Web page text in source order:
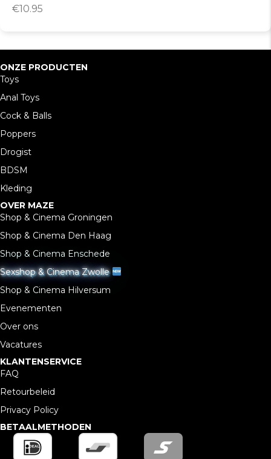
€10.95
ONZE PRODUCTEN
Toys
Anal Toys
Cock & Balls
Poppers
Drogist
BDSM
Kleding
OVER MAZE
Shop & Cinema Groningen
Shop & Cinema Den Haag
Shop & Cinema Enschede
Sexshop & Cinema Zwolle
Shop & Cinema Hilversum
Evenementen
Over ons
Vacatures
KLANTENSERVICE
FAQ
Retourbeleid
Privacy Policy
BETAALMETHODEN